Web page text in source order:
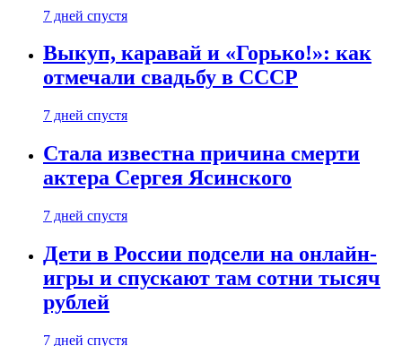
7 дней спустя
Выкуп, каравай и «Горько!»: как
отмечали свадьбу в СССР
7 дней спустя
Стала известна причина смерти
актера Сергея Ясинского
7 дней спустя
Дети в России подсели на онлайн-
игры и спускают там сотни тысяч
рублей
7 дней спустя